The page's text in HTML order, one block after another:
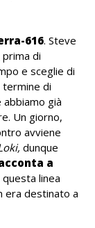
616. Steve
prima di
e sceglie di
di
abbiamo già
Un giorno,
avviene
dunque
a
linea
era destinato a